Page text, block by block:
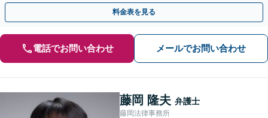
く交渉いたします。
料金表を見る
電話でお問い合わせ メールでお問い合わせ
藤岡 隆夫 弁護士
藤岡法律事務所